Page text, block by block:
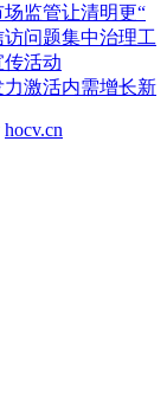
场监管让清明更“
问题集中治理工
活动
力激活内需增长新
hocv.cn